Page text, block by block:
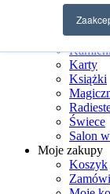
Dom
Karty
Książki
Świece
Salon
Moje zakupy
Koszyk